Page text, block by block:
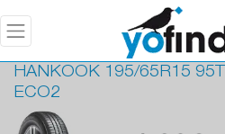
HANKOOK 195/65R15
ECO2